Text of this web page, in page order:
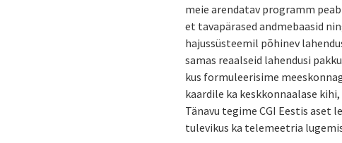
meie arendatav programm
et tavapärased andmebaasid
hajussüsteemil põhinev
samas reaalseid lahendusi
kus formuleerisime
kaardile ka keskkonnaalase
Tänavu tegime CGI Eestis aset
tulevikus ka telemeetria